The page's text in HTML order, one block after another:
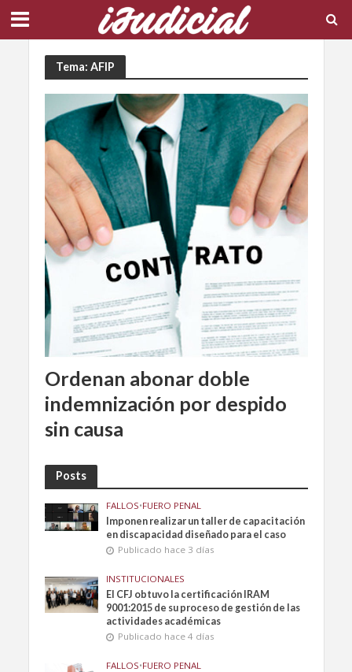
Tema: AFIP
Ordenan abonar doble
indemnización por despido
sin causa
Posts
FALLOS•FUERO PENAL
Imponen realizar un taller de capacitación
en discapacidad diseñado para el caso
Publicado hace 3 días
INSTITUCIONALES
El CFJ obtuvo la certificación IRAM
9001:2015 de su proceso de gestión de las
actividades académicas
Publicado hace 4 días
FALLOS•FUERO PENAL